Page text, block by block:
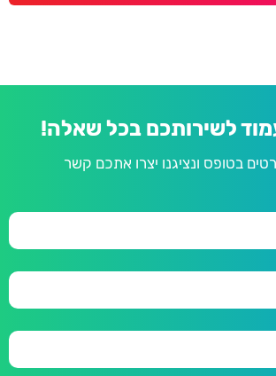
לשירותכם בכל שאלה!
בטופס ונציגנו יצרו אתכם קשר